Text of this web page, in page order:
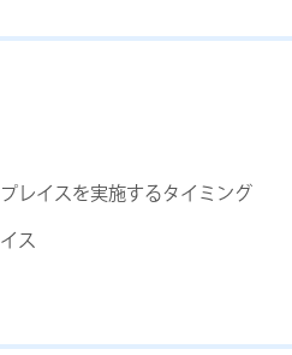
レイスを実施するタイミング
ス